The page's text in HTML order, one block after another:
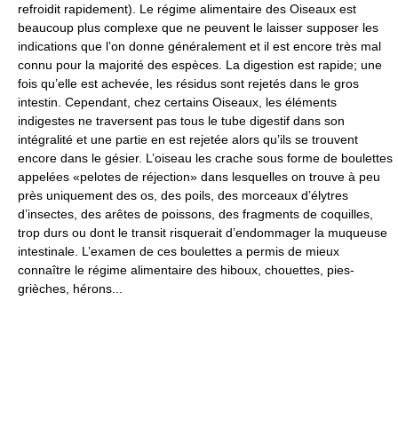
refroidit rapidement). Le régime alimentaire des Oiseaux est
beaucoup plus complexe que ne peuvent le laisser supposer les
indications que l’on donne généralement et il est encore très mal
connu pour la majorité des espèces. La digestion est rapide; une
fois qu’elle est achevée, les résidus sont rejetés dans le gros
intestin. Cependant, chez certains Oiseaux, les éléments
indigestes ne traversent pas tous le tube digestif dans son
intégralité et une partie en est rejetée alors qu’ils se trouvent
encore dans le gésier. L’oiseau les crache sous forme de boulettes
appelées «pelotes de réjection» dans lesquelles on trouve à peu
près uniquement des os, des poils, des morceaux d’élytres
d’insectes, des arêtes de poissons, des fragments de coquilles,
trop durs ou dont le transit risquerait d’endommager la muqueuse
intestinale. L’examen de ces boulettes a permis de mieux
connaître le régime alimentaire des hiboux, chouettes, pies-
grièches, hérons...